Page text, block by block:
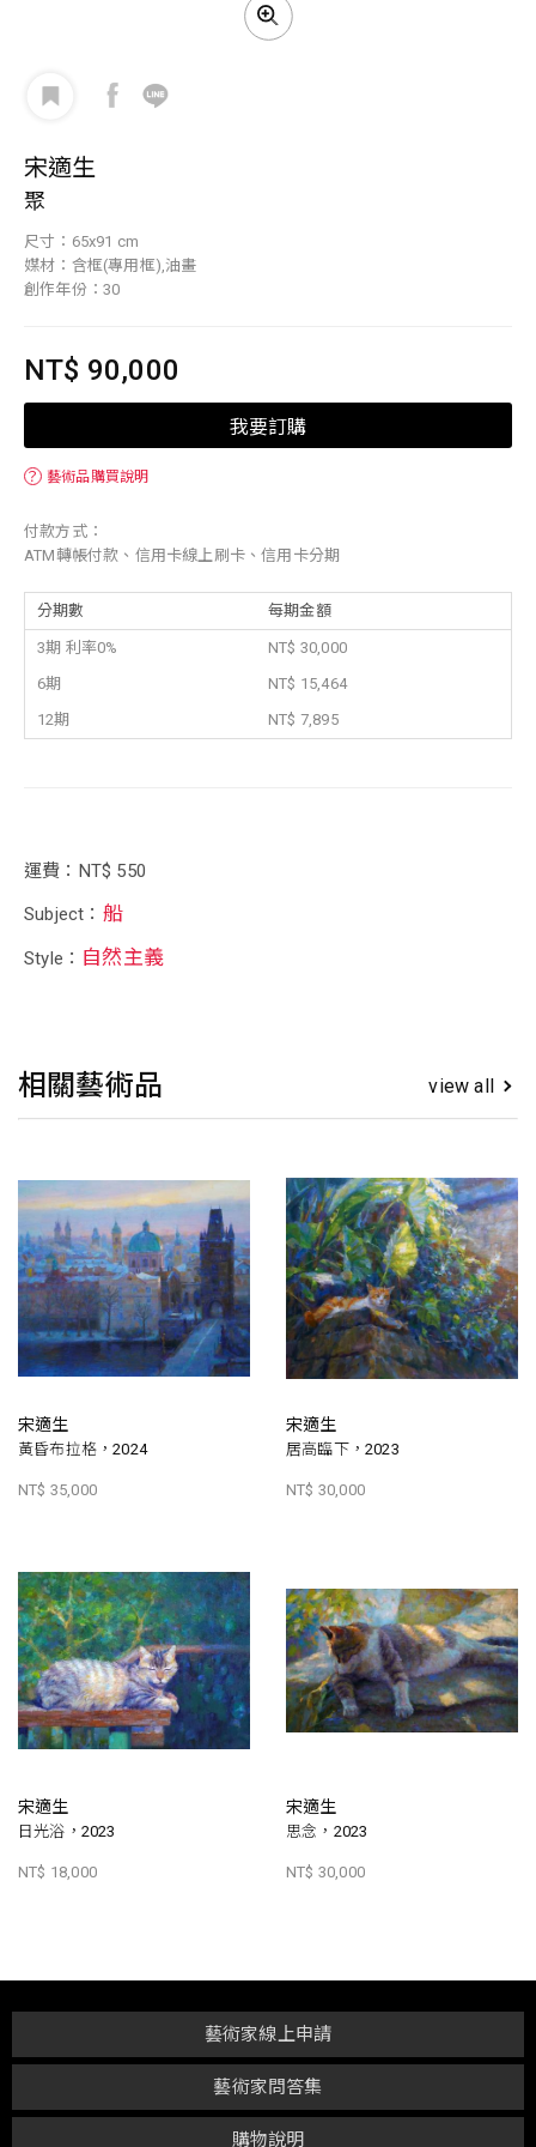
宋適生
聚
尺寸：65x91 cm
媒材：含框(專用框),油畫
創作年份：30
NT$ 90,000
我要訂購
？ 藝術品購買說明
付款方式：
ATM轉帳付款、信用卡線上刷卡、信用卡分期
分期數 每期金額
3期 利率0%
NT$ 30,000
6期
NT$ 15,464
12期
NT$ 7,895
運費：NT$ 550
Subject： 船
Style： 自然主義
相關藝術品 view all
宋適生
黃昏布拉格，2024
NT$ 35,000
宋適生
居高臨下，2023
NT$ 30,000
宋適生
日光浴，2023
NT$ 18,000
宋適生
思念，2023
NT$ 30,000
購物說明
藝術家問答集
藝術家線上申請